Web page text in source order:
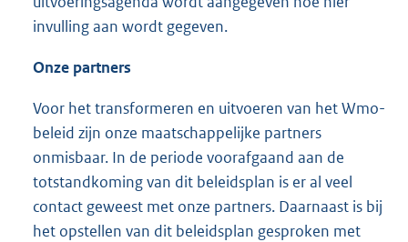
invulling aan wordt gegeven.
Onze partners
Voor het transformeren en uitvoeren van het Wmo-
beleid zijn onze maatschappelijke partners
onmisbaar. In de periode voorafgaand aan de
totstandkoming van dit beleidsplan is er al veel
contact geweest met onze partners. Daarnaast is bij
het opstellen van dit beleidsplan gesproken met